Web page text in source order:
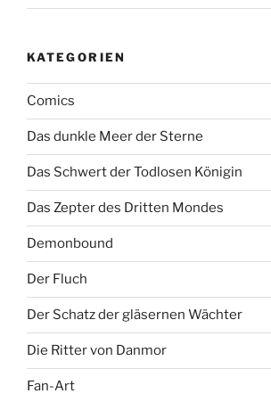
KATEGORIEN
Comics
Das dunkle Meer der Sterne
Das Schwert der Todlosen Königin
Das Zepter des Dritten Mondes
Demonbound
Der Fluch
Der Schatz der gläsernen Wächter
Die Ritter von Danmor
Fan-Art